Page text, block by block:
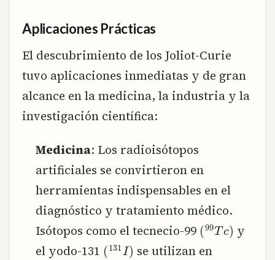
Aplicaciones Prácticas
El descubrimiento de los Joliot-Curie
tuvo aplicaciones inmediatas y de gran
alcance en la medicina, la industria y la
investigación científica:
Medicina: Los radioisótopos
artificiales se convirtieron en
herramientas indispensables en el
diagnóstico y tratamiento médico.
Isótopos como el tecnecio-99
(99 c
y
el yodo-131
(131I
se utilizan en